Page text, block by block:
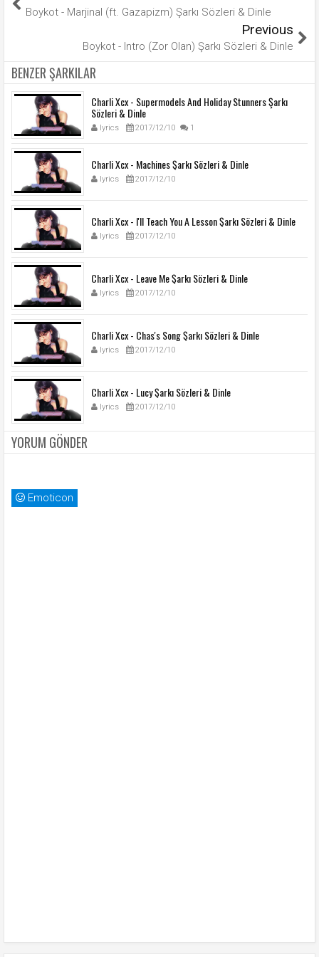
Boykot - Marjinal (ft. Gazapizm) Şarkı Sözleri & Dinle
Previous
Boykot - Intro (Zor Olan) Şarkı Sözleri & Dinle
BENZER ŞARKILAR
Charli Xcx - Supermodels And Holiday Stunners Şarkı
Sözleri & Dinle
lyrics 2017/12/10 1
Charli Xcx - Machines Şarkı Sözleri & Dinle
lyrics 2017/12/10
Charli Xcx - I'll Teach You A Lesson Şarkı Sözleri & Dinle
lyrics 2017/12/10
Charli Xcx - Leave Me Şarkı Sözleri & Dinle
lyrics 2017/12/10
Charli Xcx - Chas's Song Şarkı Sözleri & Dinle
lyrics 2017/12/10
Charli Xcx - Lucy Şarkı Sözleri & Dinle
lyrics 2017/12/10
YORUM GÖNDER
Emoticon